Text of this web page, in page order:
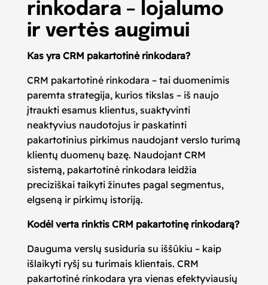
rinkodara – lojalumo
ir vertės augimui
Kas yra CRM pakartotinė rinkodara?
CRM pakartotinė rinkodara – tai duomenimis
paremta strategija, kurios tikslas – iš naujo
įtraukti esamus klientus, suaktyvinti
neaktyvius naudotojus ir paskatinti
pakartotinius pirkimus naudojant verslo turimą
klientų duomenų bazę. Naudojant CRM
sistemą, pakartotinė rinkodara leidžia
preciziškai taikyti žinutes pagal segmentus,
elgseną ir pirkimų istoriją.
Kodėl verta rinktis CRM pakartotinę rinkodarą?
Dauguma verslų susiduria su iššūkiu – kaip
išlaikyti ryšį su turimais klientais. CRM
pakartotinė rinkodara yra vienas efektyviausių